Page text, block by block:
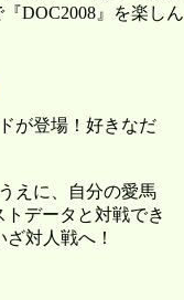
DOC2008』を楽しん
が登場！好きなだ
えに、自分の愛馬
データと対戦でき
対人戦へ！